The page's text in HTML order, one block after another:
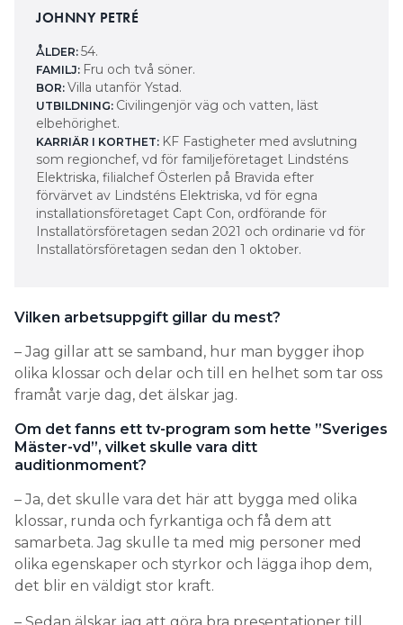
JOHNNY PETRÉ
ÅLDER: 54.
FAMILJ: Fru och två söner.
BOR: Villa utanför Ystad.
UTBILDNING: Civil­ingenjör väg och vatten, läst
elbehörighet.
KARRIÄR I KORTHET: KF Fastigheter med avslutning
som ­regionchef, vd för familjeföretaget Lindsténs
Elektriska, filialchef ­Österlen på Bravida efter
förvärvet av Lindsténs Elektriska, vd för egna
installationsföretaget Capt Con, ordförande för
Installatörsföretagen sedan 2021 och ordinarie vd för
Installatörsföretagen sedan den 1 oktober.
Vilken arbetsuppgift gillar du mest?
– Jag gillar att se samband, hur man bygger ihop
olika klossar och delar och till en helhet som tar oss
framåt varje dag, det älskar jag.
Om det fanns ett tv-program som hette ”Sveriges
Mäster-vd”, vilket skulle vara ditt
auditionmoment?
– Ja, det skulle vara det här att bygga med olika
klossar, runda och fyrkantiga och få dem att
samarbeta. Jag skulle ta med mig personer med
olika egenskaper och styrkor och lägga ihop dem,
det blir en väldigt stor kraft.